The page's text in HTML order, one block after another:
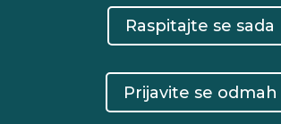
Raspitajte se sada
Prijavite se odmah